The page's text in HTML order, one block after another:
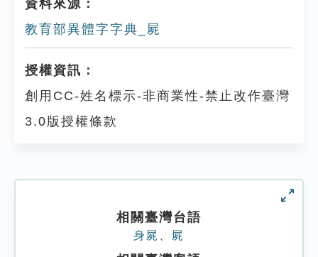
資料來源：
教育部異體字字典_屍
授權資訊：
創用CC-姓名標示-非商業性-禁止改作臺灣
3.0版授權條款
相關臺灣台語
身屍 屍